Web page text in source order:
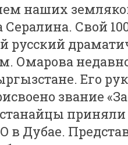
наших
Свой
русский
Омарова
Его
звание
приняли
в Дубае.